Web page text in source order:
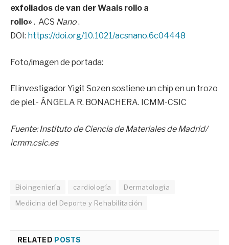
exfoliados de van der Waals rollo a
rollo» . ACS Nano.
DOI: https://doi.org/10.1021/acsnano.6c04448
Foto/imagen de portada:
El investigador Yigit Sozen sostiene un chip en un trozo
de piel.- ÁNGELA R. BONACHERA. ICMM-CSIC
Fuente: Instituto de Ciencia de Materiales de Madrid/
icmm.csic.es
Bioingeniería cardiología
Dermatología
Medicina del Deporte y Rehabilitación
RELATED POSTS